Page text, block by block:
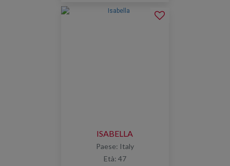
ISABELLA
Paese: Italy
Età: 47